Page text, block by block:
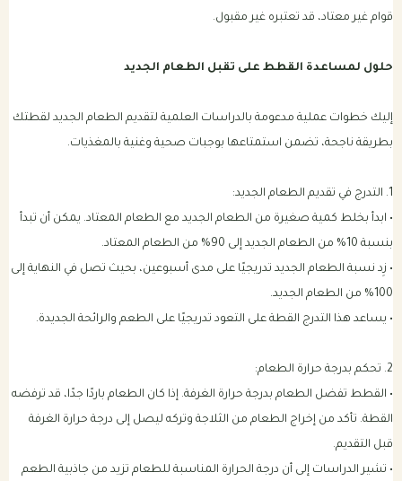
قوام غير معتاد، قد تعتبره غير مقبول.
حلول لمساعدة القطط على تقبل الطعام الجديد
إليك خطوات عملية مدعومة بالدراسات العلمية لتقديم الطعام الجديد لقطتك
بطريقة ناجحة، تضمن استمتاعها بوجبات صحية وغنية بالمغذيات.
• ابدأ بخلط كمية صغيرة من الطعام الجديد مع الطعام المعتاد. يمكن أن تبدأ
بنسبة 10% من الطعام الجديد إلى 90% من الطعام المعتاد.
• زِد نسبة الطعام الجديد تدريجيًا على مدى أسبوعين، بحيث تصل في النهاية إلى
100% من الطعام الجديد.
• يساعد هذا التدرج القطة على التعود تدريجيًا على الطعم والرائحة الجديدة.
2. تحكم بدرجة حرارة الطعام:
• القطط تفضل الطعام بدرجة حرارة الغرفة. إذا كان الطعام باردًا جدًا، قد ترفضه
القطة. تأكد من إخراج الطعام من الثلاجة وتركه ليصل إلى درجة حرارة الغرفة
قبل التقديم.
• تشير الدراسات إلى أن درجة الحرارة المناسبة للطعام تزيد من جاذبية الطعم